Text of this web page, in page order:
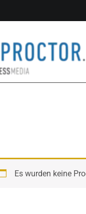
Es wurden keine